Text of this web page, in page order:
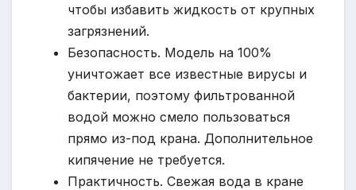
чтобы избавить жидкость от крупных
загрязнений.
Безопасность. Модель на 100%
уничтожает все известные вирусы и
бактерии, поэтому фильтрованной
водой можно смело пользоваться
прямо из-под крана. Дополнительное
кипячение не требуется.
Практичность. Свежая вода в кране